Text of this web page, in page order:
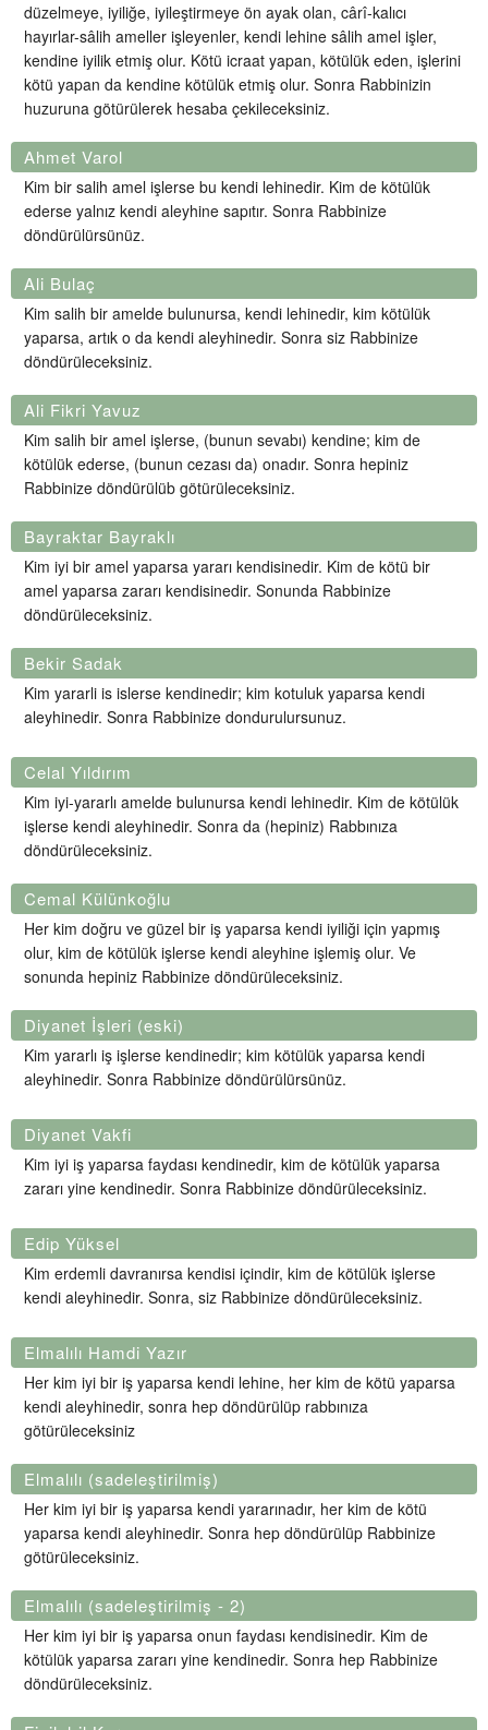
düzelmeye, iyiliğe, iyileştirmeye ön ayak olan, cârî-kalıcı
hayırlar-sâlih ameller işleyenler, kendi lehine sâlih amel işler,
kendine iyilik etmiş olur. Kötü icraat yapan, kötülük eden, işlerini
kötü yapan da kendine kötülük etmiş olur. Sonra Rabbinizin
huzuruna götürülerek hesaba çekileceksiniz.
Ahmet Varol
Kim bir salih amel işlerse bu kendi lehinedir. Kim de kötülük
ederse yalnız kendi aleyhine sapıtır. Sonra Rabbinize
döndürülürsünüz.
Ali Bulaç
Kim salih bir amelde bulunursa, kendi lehinedir, kim kötülük
yaparsa, artık o da kendi aleyhinedir. Sonra siz Rabbinize
döndürüleceksiniz.
Ali Fikri Yavuz
Kim salih bir amel işlerse, (bunun sevabı) kendine; kim de
kötülük ederse, (bunun cezası da) onadır. Sonra hepiniz
Rabbinize döndürülüb götürüleceksiniz.
Bayraktar Bayraklı
Kim iyi bir amel yaparsa yararı kendisinedir. Kim de kötü bir
amel yaparsa zararı kendisinedir. Sonunda Rabbinize
döndürüleceksiniz.
Bekir Sadak
Kim yararli is islerse kendinedir; kim kotuluk yaparsa kendi
aleyhinedir. Sonra Rabbinize dondurulursunuz.
Celal Yıldırım
Kim iyi-yararlı amelde bulunursa kendi lehinedir. Kim de kötülük
işlerse kendi aleyhinedir. Sonra da (hepiniz) Rabbınıza
döndürüleceksiniz.
Cemal Külünkoğlu
Her kim doğru ve güzel bir iş yaparsa kendi iyiliği için yapmış
olur, kim de kötülük işlerse kendi aleyhine işlemiş olur. Ve
sonunda hepiniz Rabbinize döndürüleceksiniz.
Diyanet İşleri (eski)
Kim yararlı iş işlerse kendinedir; kim kötülük yaparsa kendi
aleyhinedir. Sonra Rabbinize döndürülürsünüz.
Diyanet Vakfi
Kim iyi iş yaparsa faydası kendinedir, kim de kötülük yaparsa
zararı yine kendinedir. Sonra Rabbinize döndürüleceksiniz.
Edip Yüksel
Kim erdemli davranırsa kendisi içindir, kim de kötülük işlerse
kendi aleyhinedir. Sonra, siz Rabbinize döndürüleceksiniz.
Elmalılı Hamdi Yazır
Her kim iyi bir iş yaparsa kendi lehine, her kim de kötü yaparsa
kendi aleyhinedir, sonra hep döndürülüp rabbınıza
götürüleceksiniz
Elmalılı (sadeleştirilmiş)
Her kim iyi bir iş yaparsa kendi yararınadır, her kim de kötü
yaparsa kendi aleyhinedir. Sonra hep döndürülüp Rabbinize
götürüleceksiniz.
Elmalılı (sadeleştirilmiş - 2)
Her kim iyi bir iş yaparsa onun faydası kendisinedir. Kim de
kötülük yaparsa zararı yine kendinedir. Sonra hep Rabbinize
döndürüleceksiniz.